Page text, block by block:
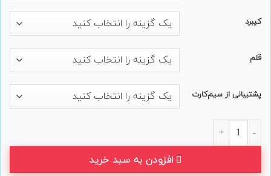
کیبرد
قلم
پشتیبانی از سیم‌کارت
تبلت استوک Microsoft مدل Surface Pro 5 همراه با کیبورد عدد
افزودن به سبد خرید